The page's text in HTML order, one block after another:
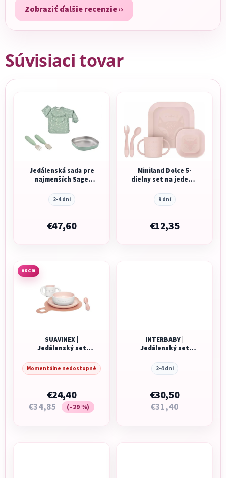
Zobraziť ďalšie recenzie
Súvisiaci tovar
Jedálenská sada pre
najmenších Sage
2-4 dni
€47,60
Miniland Dolce 5-
dielny set na jedenie
ružový
9 dní
€12,35
AKCIA
SUAVINEX |
Jedálenský set
Momentálne nedostupné
€24,40
€34,85 (–29 %)
INTERBABY |
Jedálenský set
2-4 dni
€30,50
€31,40